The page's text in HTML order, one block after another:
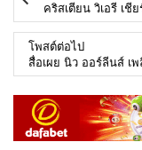
คริสเตียน วิเอรี เชียร์
โพสต์ต่อไป
สื่อเผย นิว ออร์ลีนส์ เพลิแ